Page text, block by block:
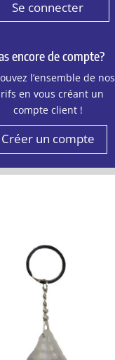
Se connecter
encore de compte?
l’ensemble de nos
en vous créant un
compte client !
Créer un compte